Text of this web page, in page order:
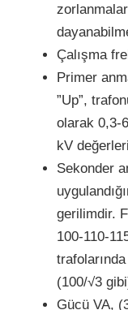
Çalışma
Primer
”Up”,
olarak 0,3-
kV
Sekonder
gerilimdir.
100-110-
(100/√3
Gücü VA,